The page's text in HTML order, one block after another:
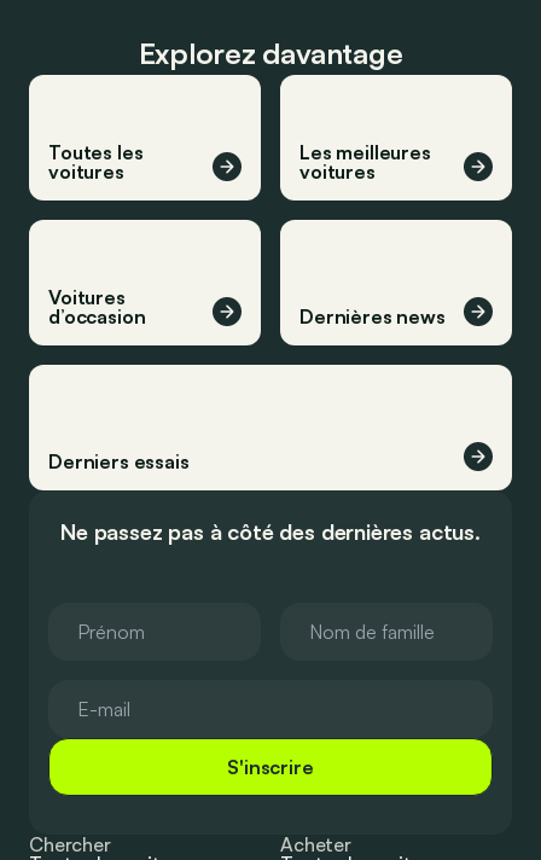
Explorez davantage
Toutes les
voitures
Les meilleures
voitures
Voitures
d’occasion
Dernières news
Derniers essais
Ne passez pas à côté des dernières actus.
S'inscrire
Chercher
Acheter